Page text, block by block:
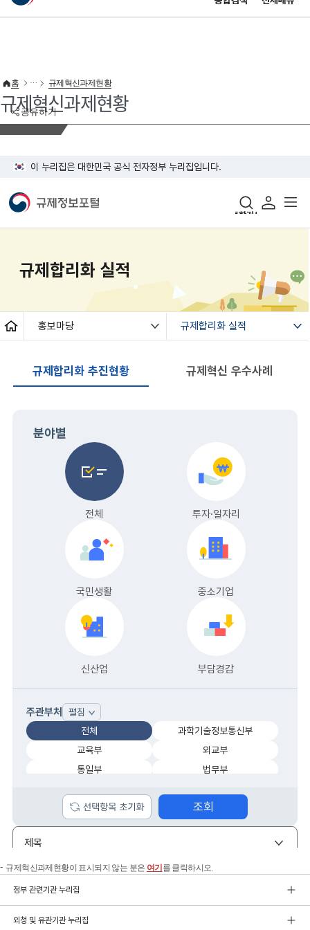
이 누리집은 대한민국 공식 전자정부 누리집입니다.
공유하기
홈 규제혁신과제현황
규제혁신과제현황
규제혁신과제현황이 표시되지 않는 분은 여기 를 클릭하시오.
정부 관련기관 누리집
외청 및 유관기관 누리집